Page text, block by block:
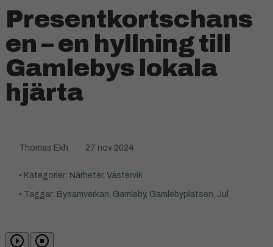
Presentkortschans
en – en hyllning till
Gamlebys lokala
hjärta
Thomas Ekh 27 nov 2024
• Kategorier: Närheter, Västervik
• Taggar: Bysamverkan, Gamleby, Gamlebyplatsen, Jul